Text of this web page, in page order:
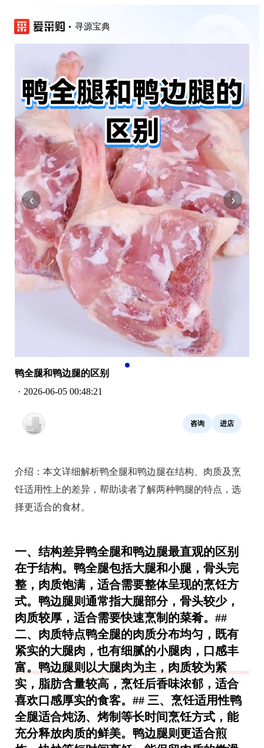
寻源宝典
‹ ›
鸭全腿和鸭边腿的区别
· 2026-06-05 00:48:21
咨询 进店
介绍： 本文详细解析鸭全腿和鸭边腿在结构、肉质及烹
饪适用性上的差异，帮助读者了解两种鸭腿的特点，选
择更适合的食材。
一、结构差异鸭全腿和鸭边腿最直观的区别
在于结构。鸭全腿包括大腿和小腿，骨头完
整，肉质饱满，适合需要整体呈现的烹饪方
式。鸭边腿则通常指大腿部分，骨头较少，
肉质较厚，适合需要快速烹制的菜肴。##
二、肉质特点鸭全腿的肉质分布均匀，既有
紧实的大腿肉，也有细腻的小腿肉，口感丰
富。鸭边腿则以大腿肉为主，肉质较为紧
实，脂肪含量较高，烹饪后香味浓郁，适合
喜欢口感厚实的食客。## 三、烹饪适用性鸭
全腿适合炖汤、烤制等长时间烹饪方式，能
充分释放肉质的鲜美。鸭边腿则更适合煎